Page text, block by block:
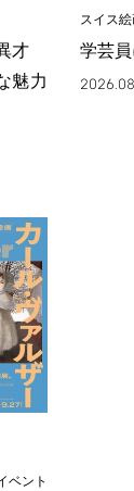
才
魅力
スイス
学芸
ベント